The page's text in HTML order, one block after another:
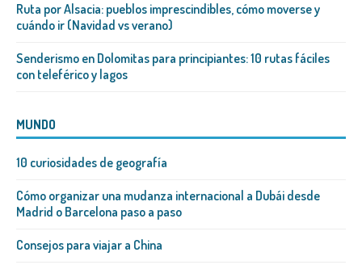
Ruta por Alsacia: pueblos imprescindibles, cómo moverse y
cuándo ir (Navidad vs verano)
Senderismo en Dolomitas para principiantes: 10 rutas fáciles
con teleférico y lagos
MUNDO
10 curiosidades de geografía
Cómo organizar una mudanza internacional a Dubái desde
Madrid o Barcelona paso a paso
Consejos para viajar a China